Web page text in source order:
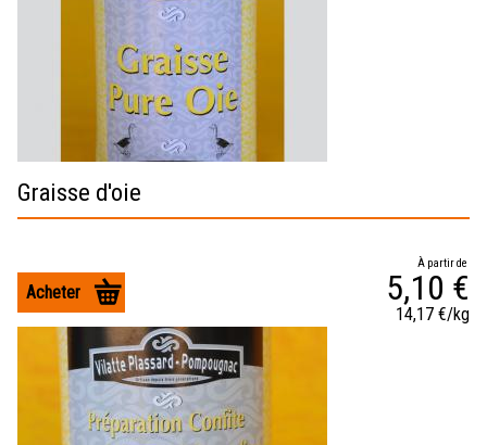
Graisse d'oie
À partir de
5,10 €
14,17 €/kg
Acheter